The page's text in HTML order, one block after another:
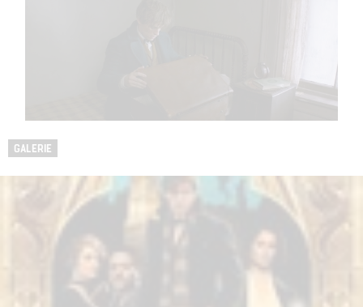
GALERIE